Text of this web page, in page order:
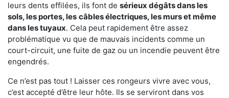
leurs dents effilées, ils font de sérieux dégâts dans les
sols, les portes, les câbles électriques, les murs et même
dans les tuyaux. Cela peut rapidement être assez
problématique vu que de mauvais incidents comme un
court-circuit, une fuite de gaz ou un incendie peuvent être
engendrés.
Ce n’est pas tout ! Laisser ces rongeurs vivre avec vous,
c’est accepté d’être leur hôte. Ils se serviront dans vos